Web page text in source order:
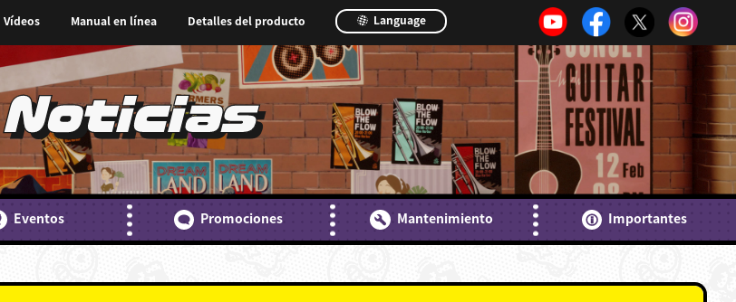
Vídeos Manual en línea Detalles del producto Language
Noticias
Eventos Promociones Mantenimiento Importantes